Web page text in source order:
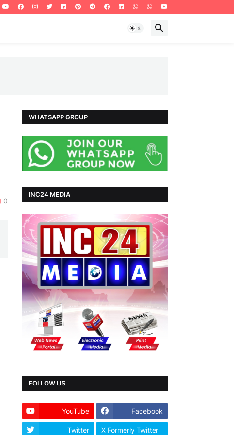
0
WHATSAPP GROUP
INC24 MEDIA
FOLLOW US
YouTube Facebook
Twitter X Formerly Twitter